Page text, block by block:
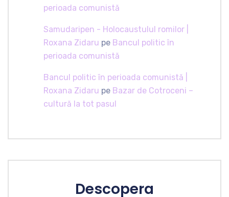
perioada comunistă
Samudaripen - Holocaustulul romilor |
Roxana Zidaru pe Bancul politic în
perioada comunistă
Bancul politic în perioada comunistă |
Roxana Zidaru pe Bazar de Cotroceni –
cultură la tot pasul
Descopera